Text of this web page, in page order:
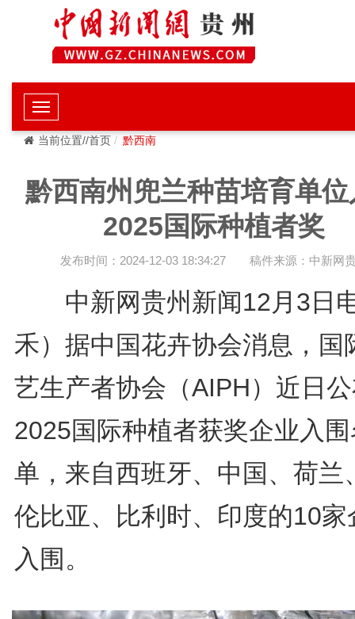
当前位置//首页 黔西南
黔西南州兜兰种苗培育单
2025国际种植者奖
发布时间：2024-12-03 18:34:27 稿件来源：中新网
中新网贵州新闻12月3日
禾）据中国花卉协会消息，国
艺生产者协会（AIPH）近日
2025国际种植者获奖企业入
单，来自西班牙、中国、荷兰
伦比亚、比利时、印度的10家
入围。